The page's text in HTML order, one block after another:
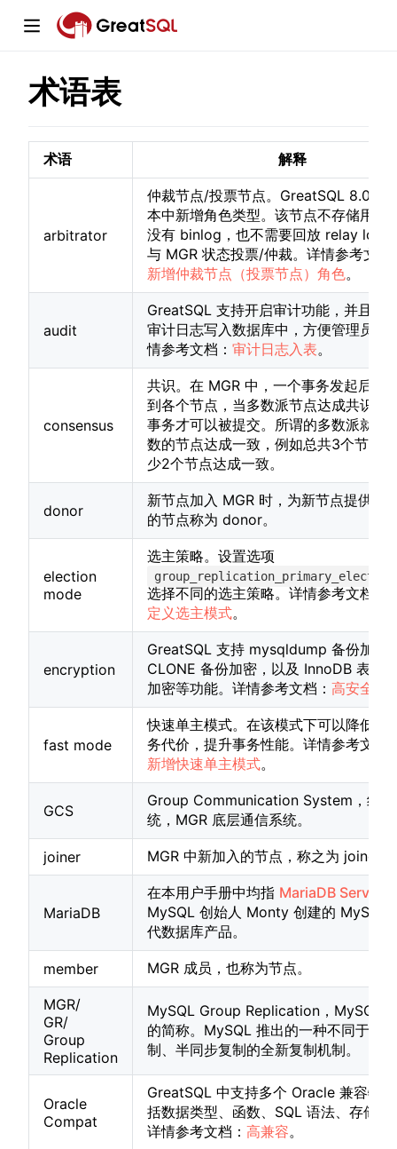
术语表
术语 解释
arbitrator
仲裁节点/投票节点。GreatSQL
本中新增角色类型。该节点不存储用户
没有 binlog，也不需要回放 relay log
与 MGR 状态投票/仲裁。详情参考文档
新增仲裁节点（投票节点）角色。
audit
GreatSQL 支持开启审计功能，并且还
审计日志写入数据库中，方便管理员查
情参考文档： 审计日志入表。
consensus
共识。在 MGR 中，一个事务发起后，
到各个节点，当多数派节点达成共识后
事务才可以被提交。所谓的多数派就是
数的节点达成一致，例如总共3个节点
少2个节点达成一致。
donor
新节点加入 MGR 时，为新节点提供数
的节点称为 donor。
election
mode
选主策略。设置选项
选择不同的选主策略。详情参考文档：
定义选主模式。
encryption
GreatSQL 支持 mysqldump 备份加密
CLONE 备份加密，以及 InnoDB 表空
加密等功能。详情参考文档： 高安全
fast mode
快速单主模式。在该模式下可以降低
务代价，提升事务性能。详情参考文档
新增快速单主模式。
GCS
Group Communication System，组
统，MGR 底层通信系统。
joiner MGR 中新加入的节点，称之为 joiner。
MariaDB
在本用户手册中均指 MariaDB Server
MySQL 创始人 Monty 创建的 MySQL
代数据库产品。
member MGR 成员，也称为节点。
MGR/
GR/
Group
Replication
MySQL Group Replication，MySQL
的简称。MySQL 推出的一种不同于主
制、半同步复制的全新复制机制。
Oracle
Compat
GreatSQL 中支持多个 Oracle 兼容特
括数据类型、函数、SQL 语法、存储过
详情参考文档： 高兼容。